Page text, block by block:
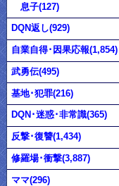
息子(127)
DQN返し(929)
自業自得･因果応報(1,854)
武勇伝(495)
基地･犯罪(216)
DQN･迷惑･非常識(365)
反撃･復讐(1,434)
修羅場･衝撃(3,887)
ママ(296)